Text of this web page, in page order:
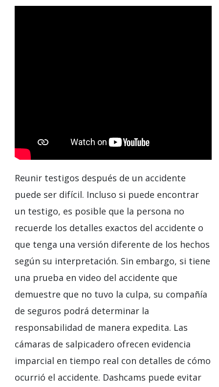
Reunir testigos después de un accidente
puede ser difícil. Incluso si puede encontrar
un testigo, es posible que la persona no
recuerde los detalles exactos del accidente o
que tenga una versión diferente de los hechos
según su interpretación. Sin embargo, si tiene
una prueba en video del accidente que
demuestre que no tuvo la culpa, su compañía
de seguros podrá determinar la
responsabilidad de manera expedita. Las
cámaras de salpicadero ofrecen evidencia
imparcial en tiempo real con detalles de cómo
ocurrió el accidente. Dashcams puede evitar